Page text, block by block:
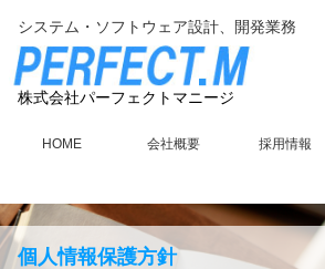
システム・ソフトウェア設計、開発業務
株式会社パーフェクトマニージ
HOME 会社概要 採用情報
個人情報保護方針